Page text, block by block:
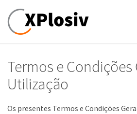
Termos e Condições
Utilização
Os presentes Termos e Condições